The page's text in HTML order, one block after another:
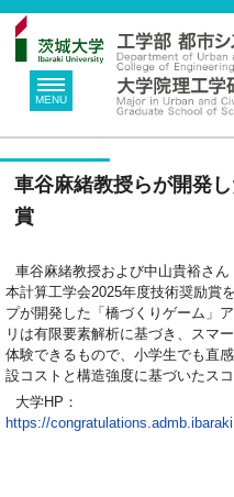
MENU
車谷麻緒教授らが開発
賞
車谷麻緒教授および中山貴裕さ
本計算工学会2025年度技術奨励賞
プが開発した「橋づくりゲーム」
リは有限要素解析に基づき、スマ
体験できるもので、小学生でも直
設コストと構造強度に基づいたス
大学HP：
https://